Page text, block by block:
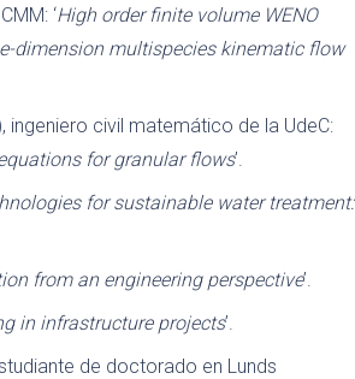
‘High order finite volume WENO
dimension multispecies kinematic flow
ingeniero civil matemático de la UdeC:
for granular flows’.
for sustainable water treatment:
from an engineering perspective’.
in infrastructure projects’.
de doctorado en Lunds